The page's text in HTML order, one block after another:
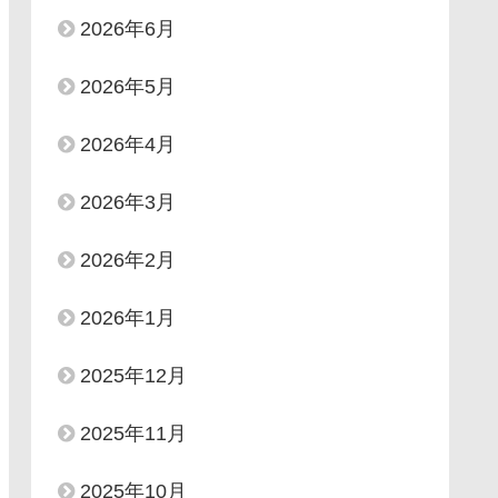
2026年6月
2026年5月
2026年4月
2026年3月
2026年2月
2026年1月
2025年12月
2025年11月
2025年10月